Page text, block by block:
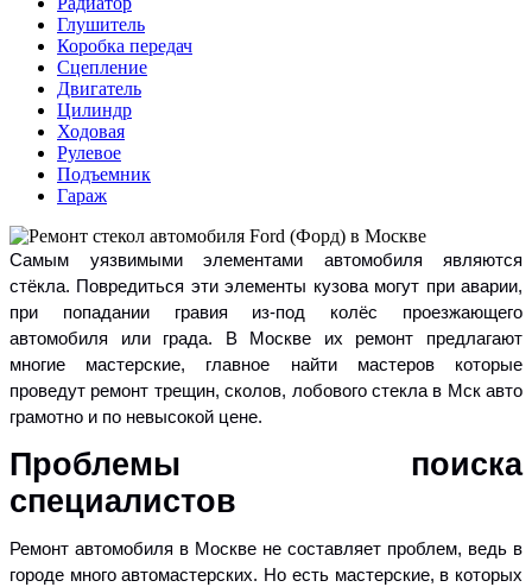
Глушитель
Коробка передач
Сцепление
Двигатель
Цилиндр
Ходовая
Рулевое
Подъемник
Гараж
Самым уязвимыми элементами автомобиля являются
стёкла. Повредиться эти элементы кузова могут при аварии,
при попадании гравия из-под колёс проезжающего
автомобиля или града. В Москве их ремонт предлагают
многие мастерские, главное найти мастеров которые
проведут ремонт трещин, сколов, лобового стекла в Мск авто
грамотно и по невысокой цене.
Проблемы поиска
специалистов
Ремонт автомобиля в Москве не составляет проблем, ведь в
городе много автомастерских. Но есть мастерские, в которых